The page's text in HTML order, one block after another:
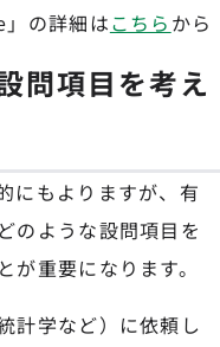
の詳細はこちら から
問項目を考え
にもよりますが、有
のような設問項目を
重要になります。
計学など）に依頼し